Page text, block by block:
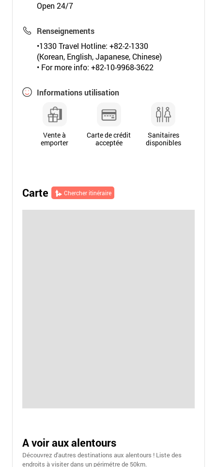
Open 24/7
Renseignements
•1330 Travel Hotline: +82-2-1330
(Korean, English, Japanese, Chinese)
• For more info: +82-10-9968-3622
Informations utilisation
Vente à
emporter
Carte de crédit
acceptée
Sanitaires
disponibles
Carte Chercher itinéraire
A voir aux alentours
Découvrez d'autres destinations aux alentours ! Liste des
endroits à visiter dans un périmétre de 50km.